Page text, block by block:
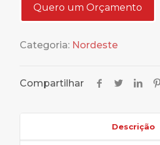
Quero um Orçamento
Categoria: Nordeste
Compartilhar
Descrição